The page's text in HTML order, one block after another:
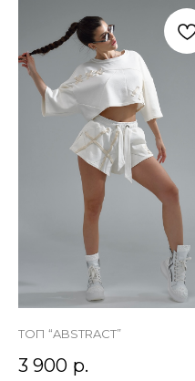
ТОП “ABSTRACT”
3 900 р.